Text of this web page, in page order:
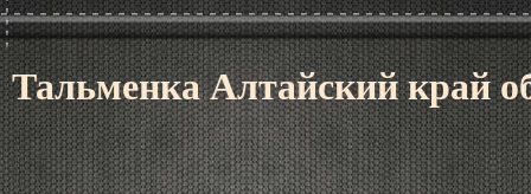
Тальменка Алтайский край